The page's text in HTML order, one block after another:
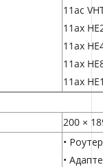
11ac
11ax
11ax
11ax
11ax
200 ×
• Роутер
•